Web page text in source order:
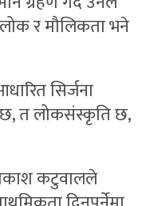
र मौलिकता भने
सिर्जना
छ, त लोकसंस्कृति छ,
कटुवालले